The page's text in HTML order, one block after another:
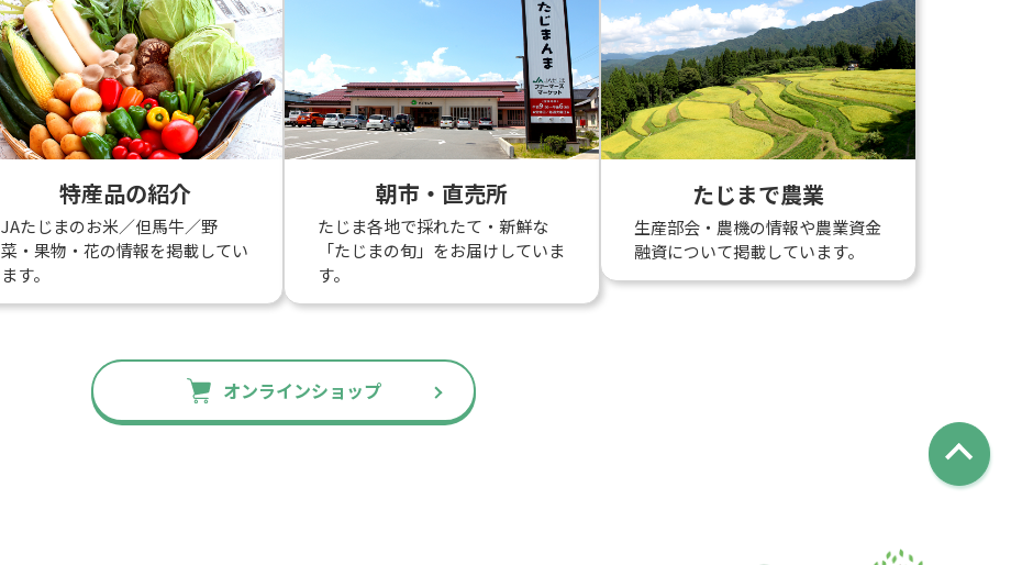
特産品の紹介
JAたじまのお米／但馬牛／野
菜・果物・花の情報を掲載してい
ます。
朝市・直売所
たじま各地で採れたて・新鮮な
「たじまの旬」をお届けしていま
す。
たじまで農業
生産部会・農機の情報や農業資金
融資について掲載しています。
オンラインショップ